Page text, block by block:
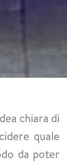
chiara di
quale
da poter